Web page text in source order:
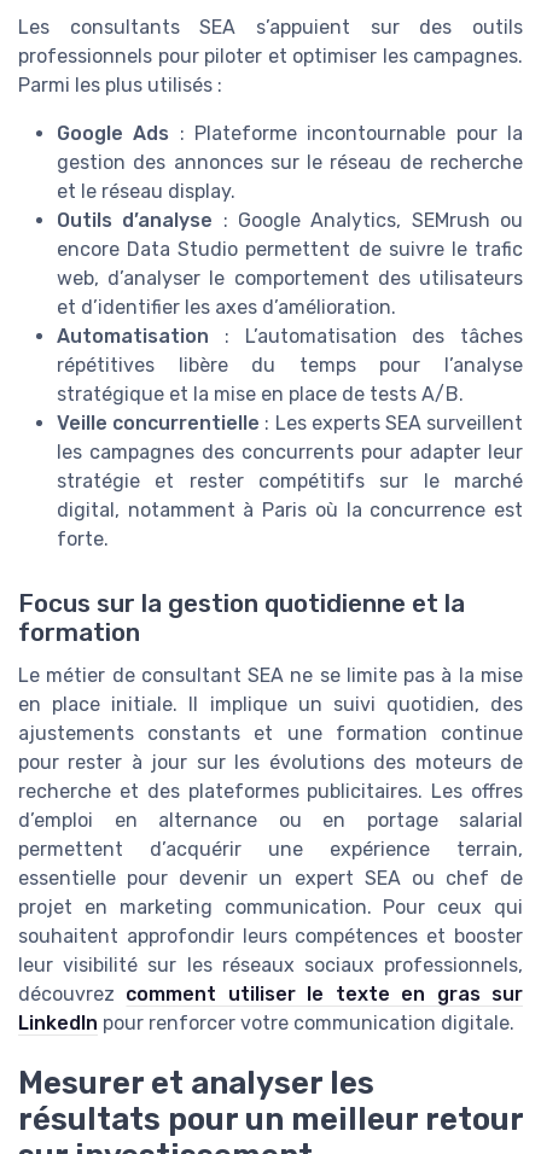
Les consultants SEA s’appuient sur des outils
professionnels pour piloter et optimiser les campagnes.
Parmi les plus utilisés :
Google Ads : Plateforme incontournable pour la
gestion des annonces sur le réseau de recherche
et le réseau display.
Outils d’analyse : Google Analytics, SEMrush ou
encore Data Studio permettent de suivre le trafic
web, d’analyser le comportement des utilisateurs
et d’identifier les axes d’amélioration.
Automatisation : L’automatisation des tâches
répétitives libère du temps pour l’analyse
stratégique et la mise en place de tests A/B.
Veille concurrentielle : Les experts SEA surveillent
les campagnes des concurrents pour adapter leur
stratégie et rester compétitifs sur le marché
digital, notamment à Paris où la concurrence est
forte.
Focus sur la gestion quotidienne et la
formation
Le métier de consultant SEA ne se limite pas à la mise
en place initiale. Il implique un suivi quotidien, des
ajustements constants et une formation continue
pour rester à jour sur les évolutions des moteurs de
recherche et des plateformes publicitaires. Les offres
d’emploi en alternance ou en portage salarial
permettent d’acquérir une expérience terrain,
essentielle pour devenir un expert SEA ou chef de
projet en marketing communication. Pour ceux qui
souhaitent approfondir leurs compétences et booster
leur visibilité sur les réseaux sociaux professionnels,
découvrez comment utiliser le texte en gras sur
LinkedIn pour renforcer votre communication digitale.
Mesurer et analyser les
résultats pour un meilleur retour